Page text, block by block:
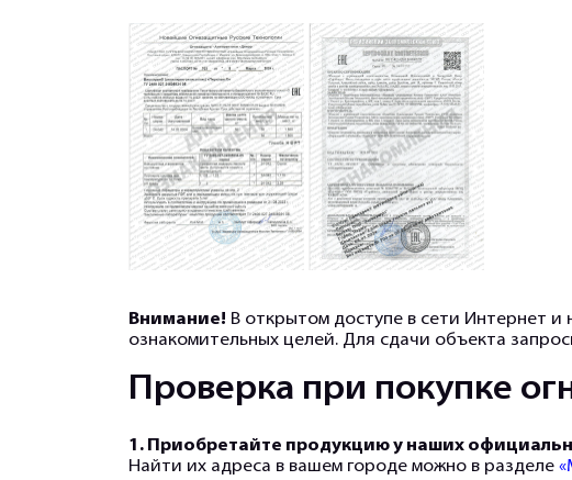
Внимание! В открытом доступе в сети Интернет
ознакомительных целей. Для сдачи объекта
Проверка при покупке
1. Приобретайте продукцию у наших
Найти их адреса в вашем городе можно в разделе